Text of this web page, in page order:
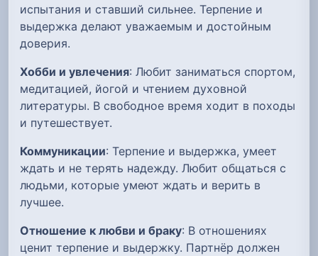
испытания и ставший сильнее. Терпение и
выдержка делают уважаемым и достойным
доверия.
Хобби и увлечения: Любит заниматься спортом,
медитацией, йогой и чтением духовной
литературы. В свободное время ходит в походы
и путешествует.
Коммуникации: Терпение и выдержка, умеет
ждать и не терять надежду. Любит общаться с
людьми, которые умеют ждать и верить в
лучшее.
Отношение к любви и браку: В отношениях
ценит терпение и выдержку. Партнёр должен